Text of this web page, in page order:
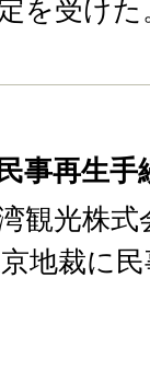
を受けた
事再生手
観光株
地裁に